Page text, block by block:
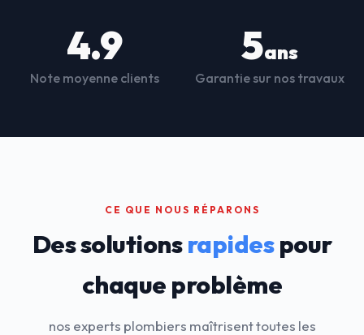
4.9
Note moyenne clients
5ans
Garantie sur nos travaux
CE QUE NOUS RÉPARONS
Des solutionsrapidespour
chaque problème
nos experts plombiers maîtrisent toutes les